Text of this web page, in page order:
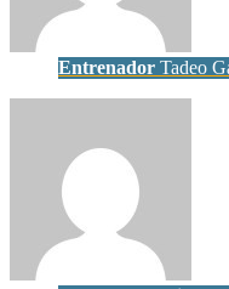
Entrenador Tadeo